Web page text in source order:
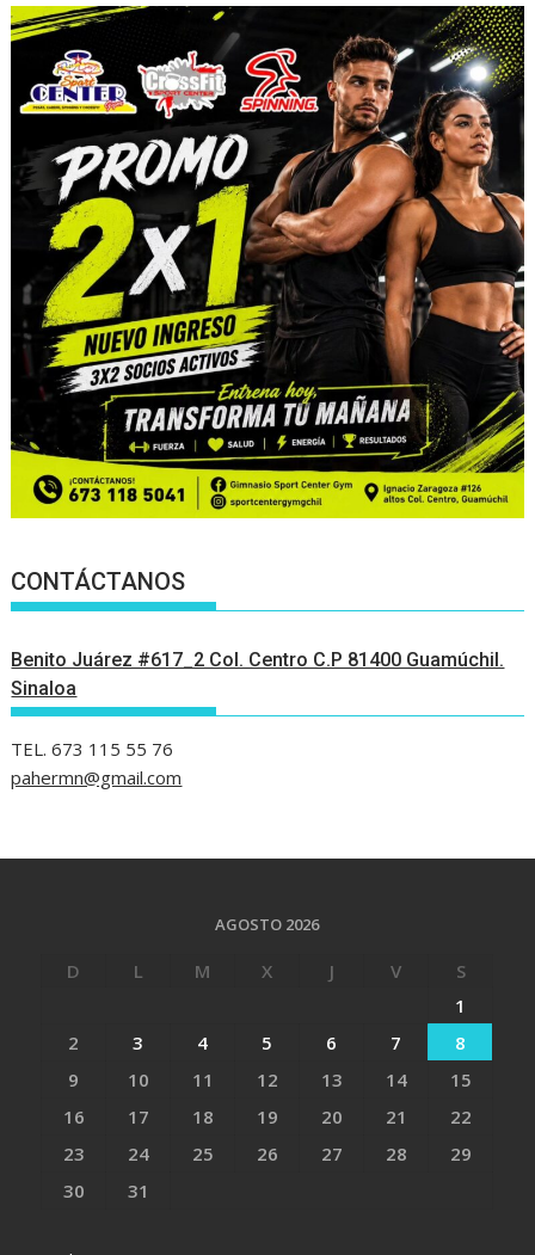
CONTÁCTANOS
Benito Juárez #617_2 Col. Centro C.P 81400 Guamúchil.
Sinaloa
TEL. 673 115 55 76
pahermn@gmail.com
AGOSTO 2026
D L M X J V
S
1
2
3 4 5 6 7
8
9
10 11 12 13 14
15
16
17 18 19 20 21
22
23
24 25 26 27 28
29
30
31